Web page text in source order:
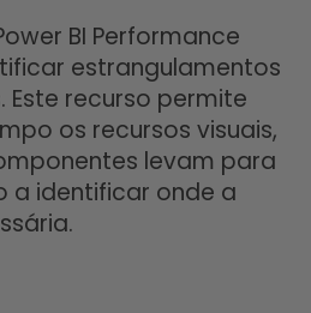
BI Performance
estrangulamentos
Este recurso permite
os recursos visuais,
levam para
a identificar onde a